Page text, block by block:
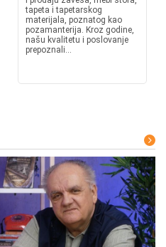
tapeta i tapetarskog
materijala, poznatog kao
pozamanterija. Kroz godine,
našu kvalitetu i poslovanje
prepoznali...